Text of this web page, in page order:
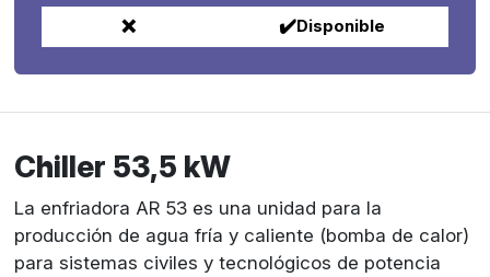
❌
✔️Disponible
Chiller 53,5 kW
La enfriadora AR 53 es una unidad para la
producción de agua fría y caliente (bomba de calor)
para sistemas civiles y tecnológicos de potencia